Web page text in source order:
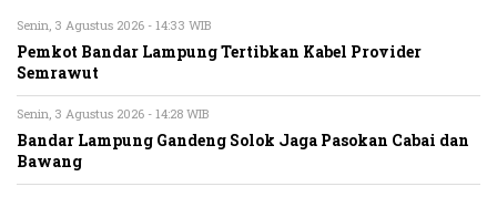
Senin, 3 Agustus 2026 - 14:33 WIB
Pemkot Bandar Lampung Tertibkan Kabel Provider
Semrawut
Senin, 3 Agustus 2026 - 14:28 WIB
Bandar Lampung Gandeng Solok Jaga Pasokan Cabai dan
Bawang